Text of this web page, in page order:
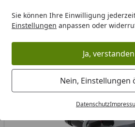
Sie können Ihre Einwilligung
Einstellungen anpassen oder
Ja, verstanden
Nein, Einstellungen
Datenschutz
AQUA CRAFT ECO,
Teiche bis 20000 L mit
(1 Bewertung)